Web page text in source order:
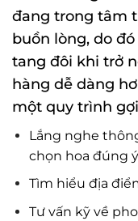
đang trong tâm
buồn lòng, do
tang đôi khi trở
hàng dễ dàng
một quy trình
Lắng nghe
chọn hoa đúng ý
Tìm hiểu địa
Tư vấn kỹ về